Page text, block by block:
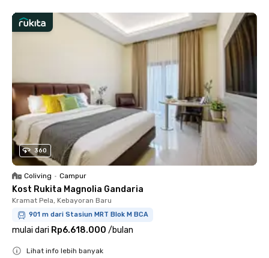
360
Coliving • Campur
Kost Rukita Magnolia Gandaria
Kramat Pela, Kebayoran Baru
901 m dari Stasiun MRT Blok M BCA
mulai dari Rp6.618.000 /bulan
Lihat info lebih banyak